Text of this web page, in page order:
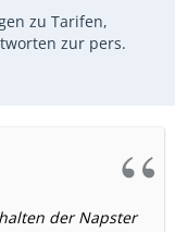
zu Tarifen,
zur pers.
der Napster